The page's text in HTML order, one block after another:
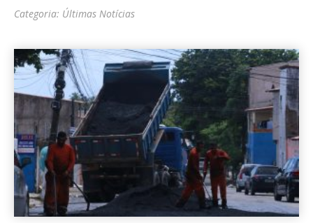
Categoria: Últimas Notícias